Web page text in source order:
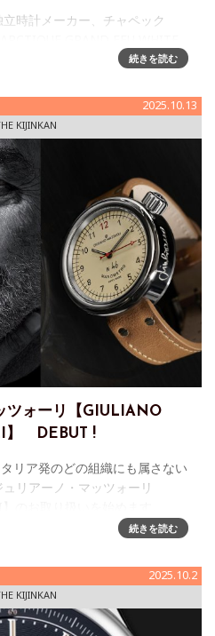
時計メーカー、チャペック
ク・グラン・フー・ホワイト・
続きを読む
2025.10.13
KIJINKAN
ツォーリ【GIULIANO
】 DEBUT !
リア発のどの組織にも属さない
リアーノ・マッツォーリ
続きを読む
2025.10.2
KIJINKAN